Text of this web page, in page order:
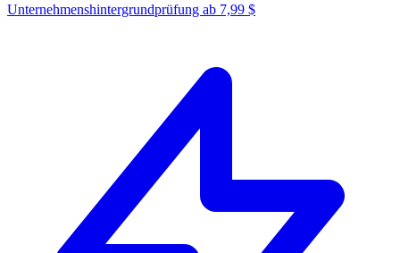
Unternehmenshintergrundprüfung ab 7,99 $